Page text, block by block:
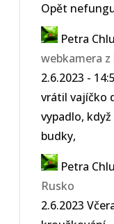
Opět
Petra
webkamera z
2.6.2023 -
vrátil vajíčko
vypadlo,
budky,
Petra
Rusko
2.6.2023